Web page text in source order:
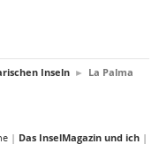
Inseln ► La Palma
| Das InselMagazin und ich |